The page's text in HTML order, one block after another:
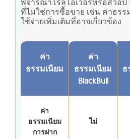
ที่ไม่ใช่การซื้อขาย เช่น ค่าธรร
ใช้จ่ายเพิ่มเติมที่อาจเกี่ยวข้อง
ค่า
ธรรมเนียม
ค่า
ธรรมเนียม
BlackBull
ธ
ค่า
ธรรมเนียม
การฝาก
ไม่